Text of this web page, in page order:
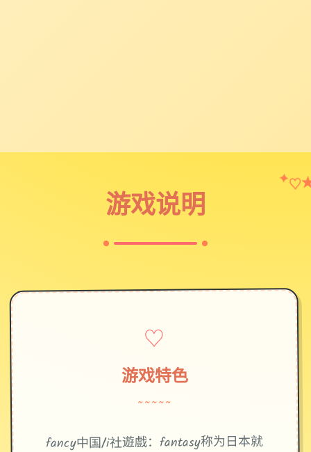
游戏说明
✦♡
♡
游戏特色
~~~~~
fancy中国/i社遊戲：fantasy称为日本就